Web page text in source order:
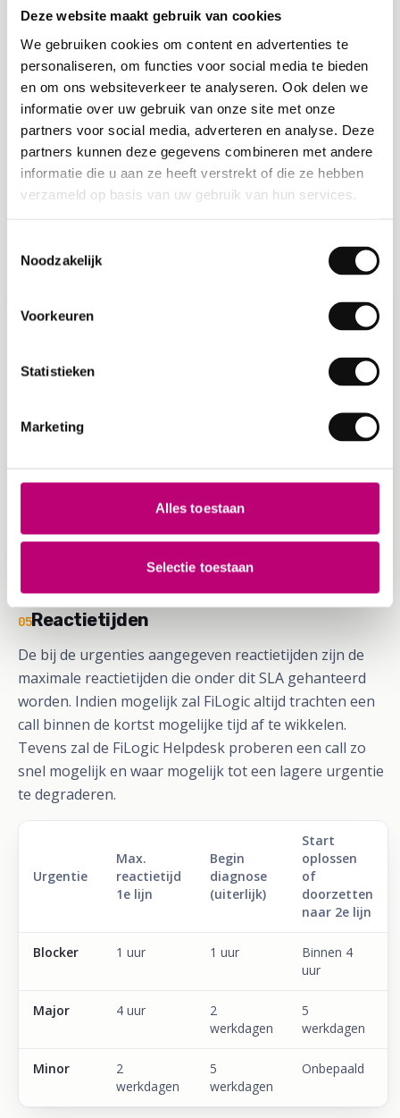
Deze website maakt gebruik van cookies
We gebruiken cookies om content en advertenties te
personaliseren, om functies voor social media te bieden
en om ons websiteverkeer te analyseren. Ook delen we
informatie over uw gebruik van onze site met onze
partners voor social media, adverteren en analyse. Deze
partners kunnen deze gegevens combineren met andere
informatie die u aan ze heeft verstrekt of die ze hebben
verzameld op basis van uw gebruik van hun services.
Noodzakelijk
Voorkeuren
Statistieken
Marketing
Alles toestaan
Selectie toestaan
ontstane situatie (gedeeltelijk) te omzeilen.
04Service Window
Voor het melden van incidenten en het stellen van
gebruikersvragen is de FiLogic Helpdesk per e-mail
bereikbaar via support@filogic.nl. Indien de klant van
mening is dat een incident de hoogste vorm van
urgentie vereist, kan de klant telefonisch contact
Blocker
Er is sprake van ernstige verstoring van
van werkzaamheden, de klant blijft in staat
om te voldoen aan de eigen zakelijke
verstoring van werkzaamheden, de klant
blijft echter in staat te voldoen aan de eigen
05Reactietijden
De bij de urgenties aangegeven reactietijden zijn de
maximale reactietijden die onder dit SLA gehanteerd
worden. Indien mogelijk zal FiLogic altijd trachten een
call binnen de kortst mogelijke tijd af te wikkelen.
Tevens zal de FiLogic Helpdesk proberen een call zo
snel mogelijk en waar mogelijk tot een lagere urgentie
te degraderen.
Urgentie
Max.
reactietijd
1e lijn
Begin
diagnose
(uiterlijk)
Start
oplossen
of
doorzetten
naar 2e lijn
Blocker 1 uur 1 uur
Binnen 4
uur
Major 4 uur
2
werkdagen
5
werkdagen
Minor
2
werkdagen
5
werkdagen
Onbepaald